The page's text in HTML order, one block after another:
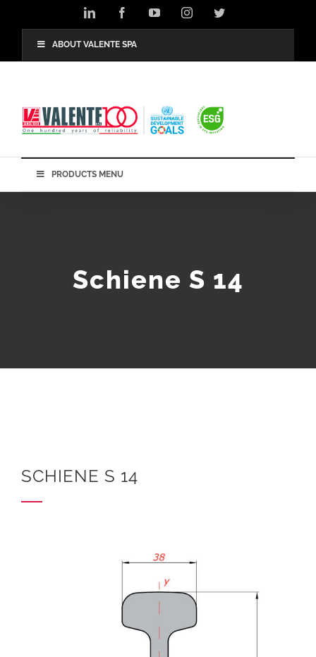
LinkedIn FacebookYouTubeInstagramTwitter
ABOUT VALENTE SPA
PRODUCTS MENU
Schiene S 14
SCHIENE S 14